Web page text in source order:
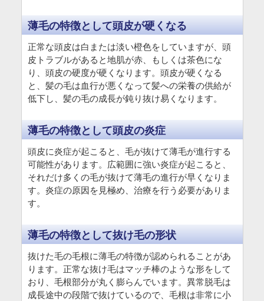
薄毛の特徴として頭皮が硬くなる
正常な頭皮は白または淡い橙色をしていますが、頭
皮トラブルがあると地肌が赤、もしくは茶色にな
り、頭皮の硬度が硬くなります。頭皮が硬くなる
と、髪の毛は血行が悪くなって髪への栄養の供給が
低下し、髪の毛の成長が鈍り抜け易くなります。
薄毛の特徴として頭皮の炎症
頭皮に炎症が起こると、毛が抜けて薄毛が進行する
可能性があります。広範囲に強い炎症が起こると、
それだけ多くの毛が抜けて薄毛の進行が早くなりま
す。炎症の原因を見極め、治療を行う必要がありま
す。
薄毛の特徴として抜け毛の形状
抜けた毛の毛根に薄毛の特徴が認められることがあ
ります。正常な抜け毛はマッチ棒のような形をして
おり、毛根部分が丸く膨らんでいます。異常脱毛は
成長途中の段階で抜けているので、毛根は非常に小